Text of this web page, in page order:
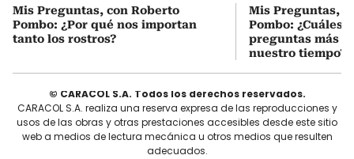
Mis Preguntas, con Roberto
Pombo: ¿Por qué nos importan
tanto los rostros?
Mis Preguntas,
Pombo: ¿Cuáles
preguntas más
nuestro tiempo?
© CARACOL S.A. Todos los derechos reservados.
CARACOL S.A. realiza una reserva expresa de las reproducciones y
usos de las obras y otras prestaciones accesibles desde este sitio
web a medios de lectura mecánica u otros medios que resulten
adecuados.